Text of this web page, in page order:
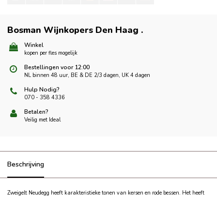
Bosman Wijnkopers Den Haag .
Winkel
kopen per fles mogelijk
Bestellingen voor 12:00
NL binnen 48 uur, BE & DE 2/3 dagen, UK 4 dagen
Hulp Nodig?
070 - 358 4336
Betalen?
Veilig met Ideal
Beschrijving
Zweigelt Neudegg heeft karakteristieke tonen van kersen en rode bessen. Het heeft